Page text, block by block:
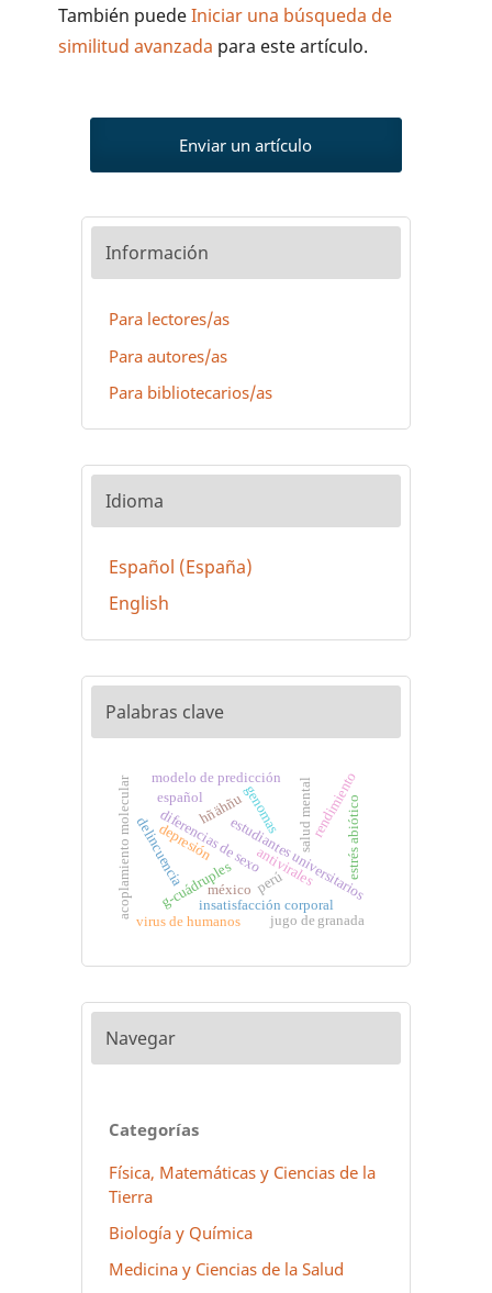
También puedeIniciar una búsqueda de
similitud avanzada para este artículo.
Enviar un artículo
Información
Para lectores/as
Para autores/as
Para bibliotecarios/as
Idioma
Español (España)
English
Palabras clave
depresión estudiantes universitarios
diferencias de sexo salud mental
g-cuádruples
virus de humanos
genomas
antivirales
delincuencia perú
hñähñu
español
modelo de predicción
acoplamiento molecular insatisfacción corporal
méxico
estrés abiótico
rendimiento
jugo de granada
Navegar
Categorías
Física, Matemáticas y Ciencias de la
Tierra
Biología y Química
Medicina y Ciencias de la Salud